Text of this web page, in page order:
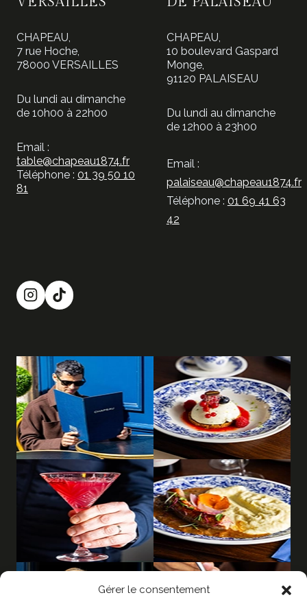
Gérer le consentement
CHAPEAU,
7 rue Hoche,
78000 VERSAILLES
Du lundi au dimanche
de 10h00 à 22h00
Email :
table@chapeau1874.fr
Téléphone : 01 39 50 10
81
CHAPEAU,
10 boulevard Gaspard
Monge,
91120 PALAISEAU
Du lundi au dimanche
de 12h00 à 23h00
Email :
palaiseau@chapeau1874.fr
Téléphone : 01 69 41 63
42